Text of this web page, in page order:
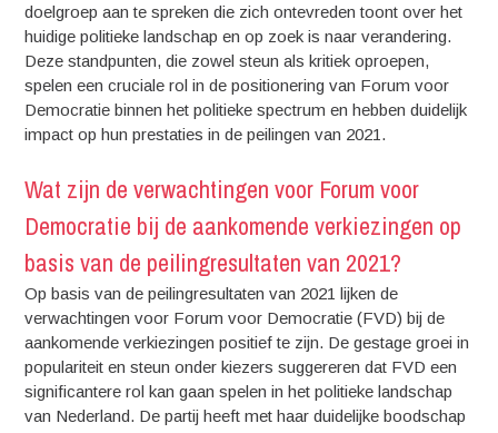
doelgroep aan te spreken die zich ontevreden toont over het
huidige politieke landschap en op zoek is naar verandering.
Deze standpunten, die zowel steun als kritiek oproepen,
spelen een cruciale rol in de positionering van Forum voor
Democratie binnen het politieke spectrum en hebben duidelijk
impact op hun prestaties in de peilingen van 2021.
Wat zijn de verwachtingen voor Forum voor
Democratie bij de aankomende verkiezingen op
basis van de peilingresultaten van 2021?
Op basis van de peilingresultaten van 2021 lijken de
verwachtingen voor Forum voor Democratie (FVD) bij de
aankomende verkiezingen positief te zijn. De gestage groei in
populariteit en steun onder kiezers suggereren dat FVD een
significantere rol kan gaan spelen in het politieke landschap
van Nederland. De partij heeft met haar duidelijke boodschap